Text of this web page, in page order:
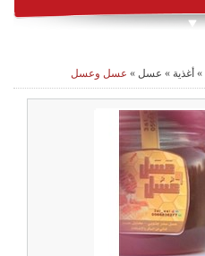
» أغذية » عسل » عسل وعسل